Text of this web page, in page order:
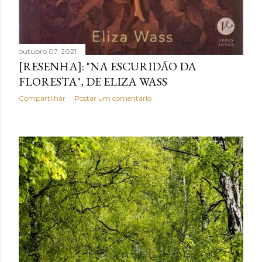
outubro 07, 2021
[RESENHA]: "NA ESCURIDÃO DA
FLORESTA", DE ELIZA WASS
Compartilhar Postar um comentário